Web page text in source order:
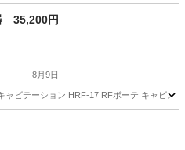
チン家電 ティファール
35,200円
8月9日
ャビテーション HRF-17 RFボーテ キャビ